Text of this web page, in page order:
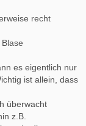
recht
es eigentlich nur
ist allein, dass
überwacht
z.B.